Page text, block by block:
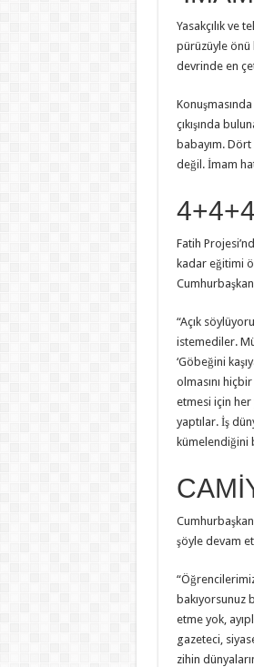
Yasakçılık ve
pürüzüyle önü
devrinde en
çıkışında
babayım.
değil. İmam
4+4+4
Fatih
kadar eğitimi
“Açık
istemediler.
‘Göbeğini
olmasını
etmesi için her
yaptılar. İş
kümelendiğini
şöyle devam
bakıyorsunuz
etme yok,
gazeteci,
zihin